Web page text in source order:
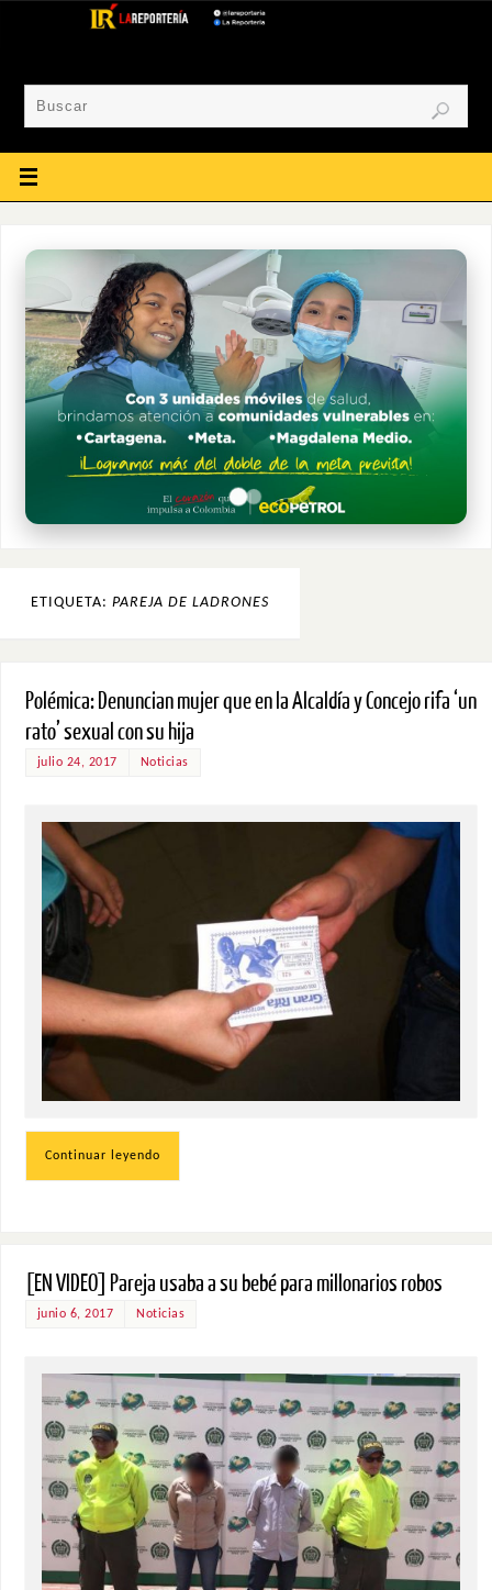
ETIQUETA: PAREJA DE LADRONES
Polémica: Denuncian mujer que en la Alcaldía y Concejo rifa ‘un
rato’ sexual con su hija
julio 24, 2017 Noticias
Continuar leyendo
[EN VIDEO] Pareja usaba a su bebé para millonarios robos
junio 6, 2017 Noticias